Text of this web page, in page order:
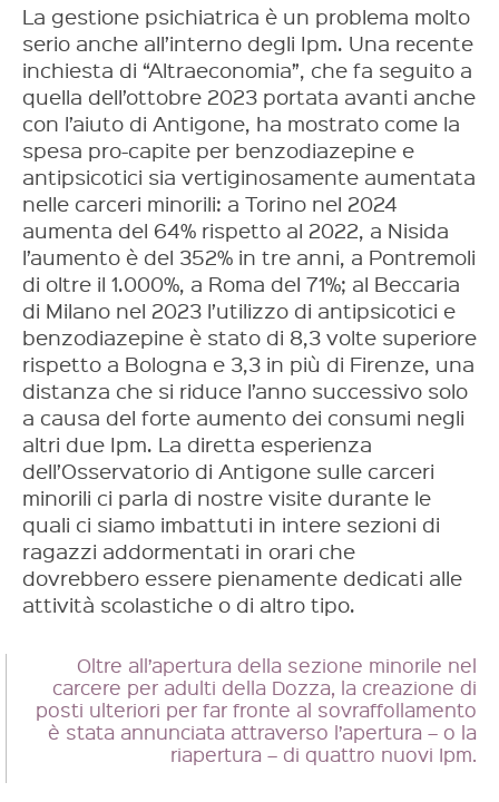
La gestione psichiatrica è un problema molto
serio anche all’interno degli Ipm. Una recente
inchiesta di “Altraeconomia”, che fa seguito a
quella dell’ottobre 2023 portata avanti anche
con l’aiuto di Antigone, ha mostrato come la
spesa pro-capite per benzodiazepine e
antipsicotici sia vertiginosamente aumentata
nelle carceri minorili: a Torino nel 2024
aumenta del 64% rispetto al 2022, a Nisida
l’aumento è del 352% in tre anni, a Pontremoli
di oltre il 1.000%, a Roma del 71%; al Beccaria
di Milano nel 2023 l’utilizzo di antipsicotici e
benzodiazepine è stato di 8,3 volte superiore
rispetto a Bologna e 3,3 in più di Firenze, una
distanza che si riduce l’anno successivo solo
a causa del forte aumento dei consumi negli
altri due Ipm. La diretta esperienza
dell’Osservatorio di Antigone sulle carceri
minorili ci parla di nostre visite durante le
quali ci siamo imbattuti in intere sezioni di
ragazzi addormentati in orari che
dovrebbero essere pienamente dedicati alle
attività scolastiche o di altro tipo.
Oltre all’apertura della sezione minorile nel
carcere per adulti della Dozza, la creazione di
posti ulteriori per far fronte al sovraffollamento
è stata annunciata attraverso l’apertura – o la
riapertura – di quattro nuovi Ipm.